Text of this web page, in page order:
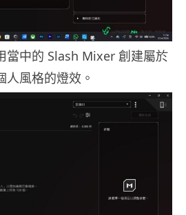
中的 Slash Mixer 創建屬於
人風格的燈效。